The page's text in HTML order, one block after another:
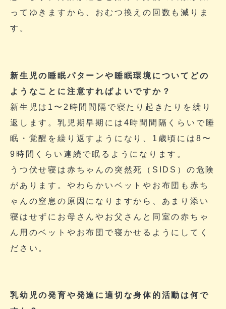
ってゆきますから、おむつ換えの回数も減りま
す。
新生児の睡眠パターンや睡眠環境についてどの
ようなことに注意すればよいですか？
新生児は1〜2時間間隔で寝たり起きたりを繰り
返します。乳児期早期には4時間間隔くらいで睡
眠・覚醒を繰り返すようになり、1歳頃には8〜
9時間くらい連続で眠るようになります。
うつ伏せ寝は赤ちゃんの突然死（SIDS）の危険
があります。やわらかいベットやお布団も赤ち
ゃんの窒息の原因になりますから、あまり添い
寝はせずにお母さんやお父さんと同室の赤ちゃ
ん用のベットやお布団で寝かせるようにしてく
ださい。
乳幼児の発育や発達に適切な身体的活動は何で